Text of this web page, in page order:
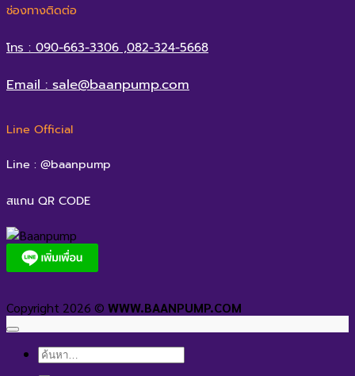
ช่องทางติดต่อ
โทร : 090-663-3306 ,082-324-5668
Email : sale@baanpump.com
Line Official
Line : @baanpump
สแกน QR CODE
Copyright 2026 © WWW.BAANPUMP.COM
ค้นหา: